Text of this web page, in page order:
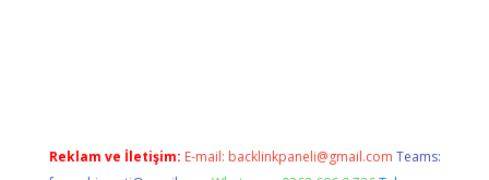
Reklam ve İletişim: E-mail: backlinkpaneli@gmail.com Teams: